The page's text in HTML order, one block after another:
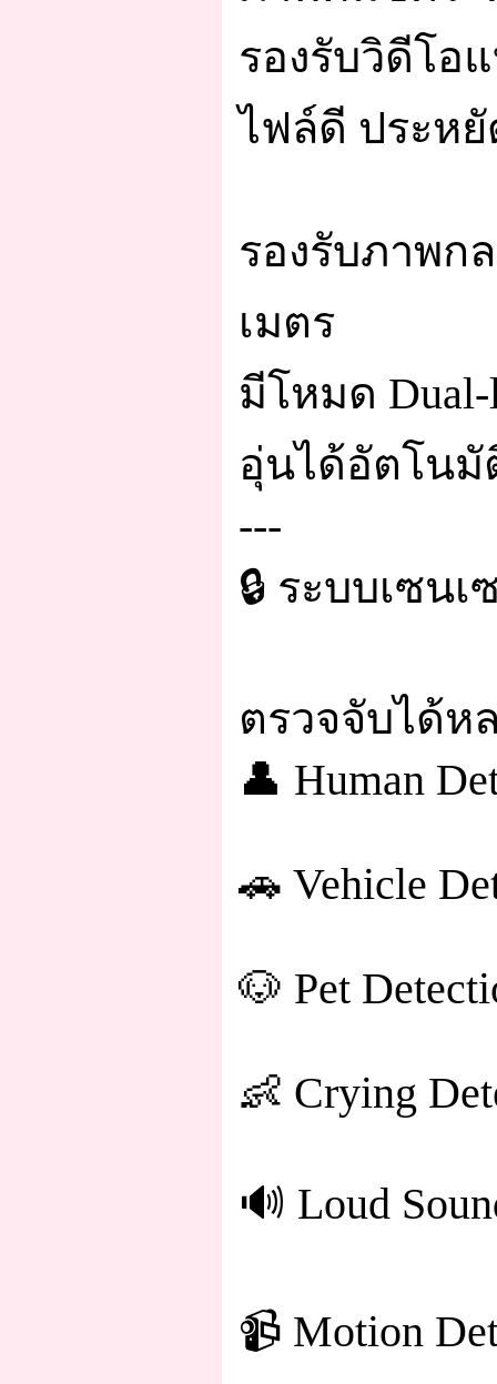
รองรับวิดีโอ
ไฟล์ดี ประห
รองรับภาพก
เมตร
มีโหมด
อุ่นได้อัตโนมั
---
🔒 ระบบเซน
ตรวจจับได้ห
👤 Human
🚗 Vehicle
🐶 Pet
👶 Crying
🔊 Loud
📹 Motion